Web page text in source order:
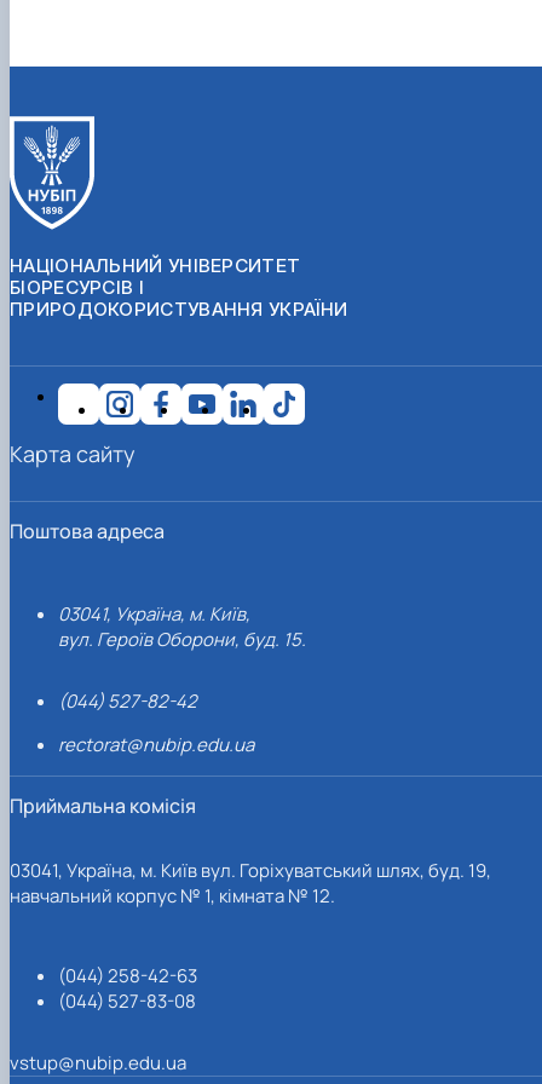
НАЦІОНАЛЬНИЙ УНІВЕРСИТЕТ
БІОРЕСУРСІВ І
ПРИРОДОКОРИСТУВАННЯ УКРАЇНИ
Поштова адреса
03041, Україна, м. Київ,
вул. Героїв Оборони, буд. 15.
(044) 527-82-42
rectorat@nubip.edu.ua
Приймальна комісія
03041, Україна, м. Київ вул. Горіхуватський шлях, буд. 19,
навчальний корпус № 1, кімната № 12.
(044) 258-42-63
(044) 527-83-08
vstup@nubip.edu.ua
Карта сайту